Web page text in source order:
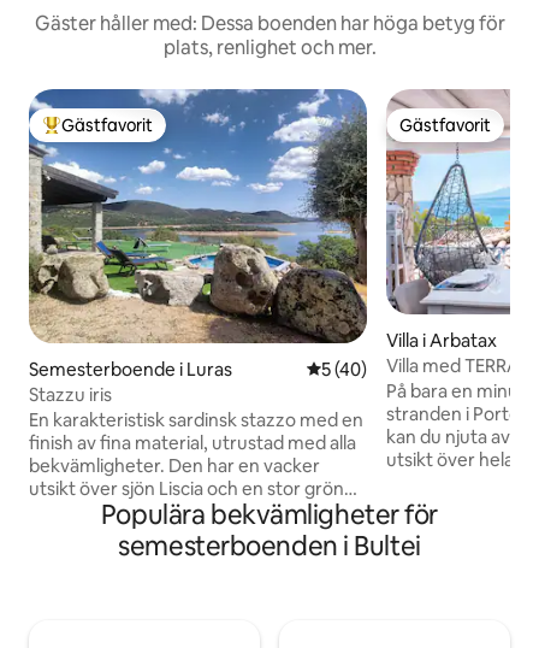
Gäster håller med: Dessa boenden har höga betyg för
plats, renlighet och mer.
Populär gästfavorit
Gästfavorit
Semesterboende i Luras 5 av 5 i genomsnittligt
5 (40)
Stazzu iris
En karakteristisk sardinsk stazzo med en
finish av fina material, utrustad med alla
bekvämligheter. Den har en vacker
utsikt över sjön Liscia och en stor grön
yta där man kan koppla av i flera dagar.
Den är idealisk för dem som fiskar eller
utövar sporter som kanotpaddling och
Gästfavorit
Gästfavorit
Villa i Arbatax
Villa med
nära en
På bara en
stranden i
kan du njuta av
utsikt över hela
liknande upplevelse! Du kan
stranden, det
eller helt enkelt
Populära bekvämligheter för
semesterboenden i Bultei